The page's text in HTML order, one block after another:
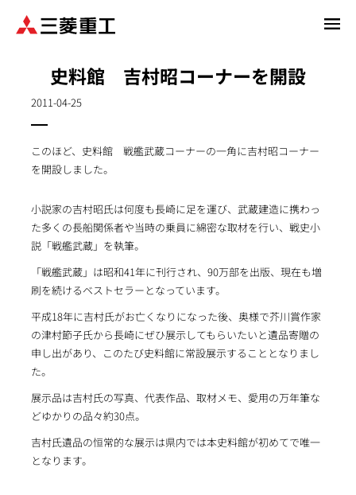
史料館 吉村昭コーナーを開設
2011-04-25
このほど、史料館 戦艦武蔵コーナーの一角に吉村昭コーナー
を開設しました。
小説家の吉村昭氏は何度も長崎に足を運び、武蔵建造に携わっ
た多くの長船関係者や当時の乗員に綿密な取材を行い、戦史小
説「戦艦武蔵」を執筆。
「戦艦武蔵」は昭和41年に刊行され、90万部を出版、現在も増
刷を続けるベストセラーとなっています。
平成18年に吉村氏がお亡くなりになった後、奥様で芥川賞作家
の津村節子氏から長崎にぜひ展示してもらいたいと遺品寄贈の
申し出があり、このたび史料館に常設展示することとなりまし
た。
展示品は吉村氏の写真、代表作品、取材メモ、愛用の万年筆な
どゆかりの品々約30点。
吉村氏遺品の恒常的な展示は県内では本史料館が初めてで唯一
となります。